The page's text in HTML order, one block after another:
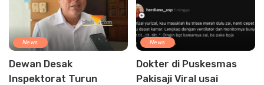
News
Dewan Desak
Inspektorat Turun
News
Dokter di Puskesmas
Pakisaji Viral usai